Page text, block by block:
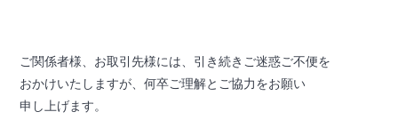
ご関係者様、お取引先様には、引き続きご迷惑ご不便を
おかけいたしますが、何卒ご理解とご協力をお願い
申し上げます。